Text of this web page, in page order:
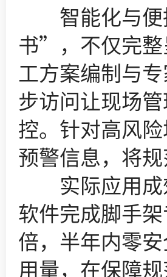
智能化与便
书”，不仅完整
工方案编制与
步访问让现场
控。针对高风
预警信息，将
实际应用成
软件完成脚手
倍，半年内零
用量，在保障